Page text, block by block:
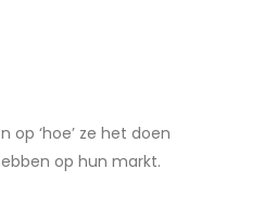
‘hoe’ ze het doen
op hun markt.